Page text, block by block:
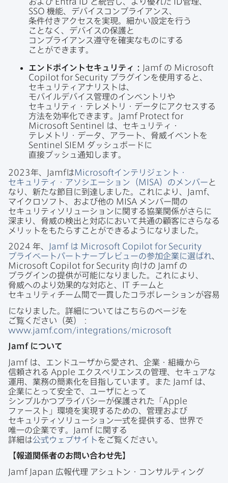
SSO 機能、​デバイスコンプライアンス、​
条件付きアクセスを​実現。​細かい​設定を​行う​
ことなく、​デバイスの​保護と​
コンプライアンス遵守を​確実な​ものに​する​
ことができます。
エンドポイントセキュリティ： Jamf の Microsoft
Copilot for Security プラグインを​使用すると、​
セキュリティアナリストは、​
モバイルデバイス管理の​インベントリや​
セキュリティ・テレメトリ・​データに​アクセスする​
方法を​効率化できます。
Jamf Protect for
Microsoft Sentinel
は、​セキュリティ・
テレメトリ・​データ、​アラート、​脅威イベントを
Sentinel SIEM ダッシュボードに​
直接プッシュ通知します。
2023年、 JamfはMicrosoftインテリジェント・
セキュリティ・アソシエーション​（MISA）の​メンバーと​
なり、​新たな​節目に​到達しました。​これに​より、
Jamf、​
マイクロソフト、​および​他の MISA メンバー間の​
セキュリティソリューションに​関する​協業関係が​さらに​
深まり、​脅威の​検出と​対応に​おいて​共通の​顧客に​さらなる​
メリットを​もたらすことができるようになりました。
2024 年、 Jamf は Microsoft Copilot for Security
プライベートパートナープレビューの​参加企業に​選ばれ 、
Microsoft Copilot for Security 向けの Jamf の​
プラグインの​提供が​可能に​なりました。​これに​より、​
脅威へのより​効果的な​対応と、
IT チームと​
セキュリティチーム間で​一貫した​コラボレーションが​容易
に​なりました。​詳細に​ついては​こちらの​ページを​
ご覧ください​（英）​：
www. jamf.com /integrations/microsoft
Jamf に​ついて
Jamf は、​エンドユーザから​愛され、​企業・組織から​
信頼される Apple エクスペリエンスの​管理、​セキュアな​
運用、​業務の​簡素化を​目指しています。​また Jamf は、​
企業に​とって​安全で、​ユーザに​とって​
シンプルかつプライバシーが​保護された​「 Apple
ファースト」環境を​実現する​ための、​管理および​
セキュリティソリューション一式を​提供する、​世界で​
唯一の​企業です。
Jamf に​関する​
詳細は公式ウェブサイトを​ご覧ください。
【報道関係者の​お問い​合わせ先】
Jamf Japan 広報代理 アシュトン・​コンサルティング